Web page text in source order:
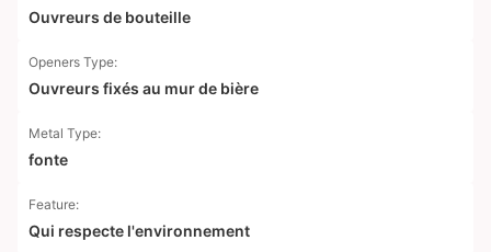
Ouvreurs de bouteille
Openers Type:
Ouvreurs fixés au mur de bière
Metal Type:
fonte
Feature:
Qui respecte l'environnement